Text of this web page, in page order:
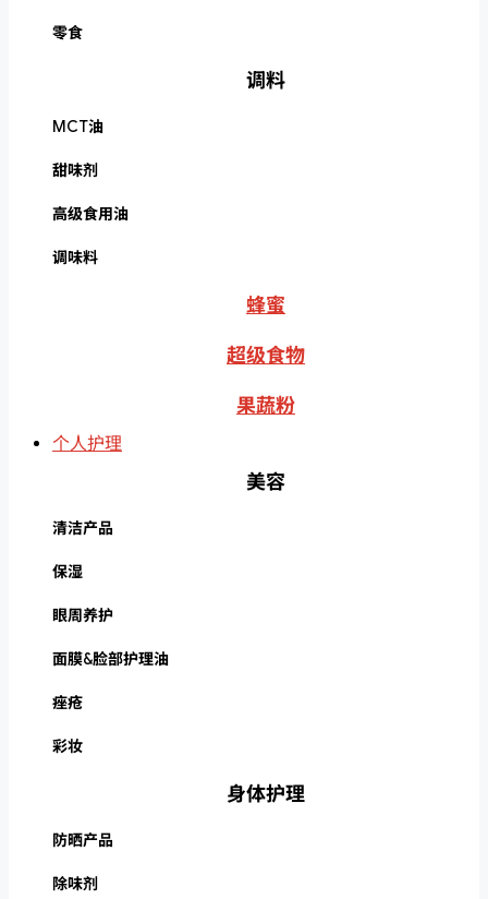
零食
调料
MCT油
甜味剂
高级食用油
调味料
蜂蜜
超级食物
果蔬粉
个人护理
美容
清洁产品
保湿
眼周养护
面膜&脸部护理油
痤疮
彩妆
身体护理
防晒产品
除味剂